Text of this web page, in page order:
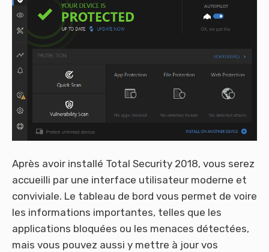
Après avoir installé Total Security 2018, vous serez
accueilli par une interface utilisateur moderne et
conviviale. Le tableau de bord vous permet de voire
les informations importantes, telles que les
applications bloquées ou les menaces détectées,
mais vous pouvez aussi y mettre à jour vos